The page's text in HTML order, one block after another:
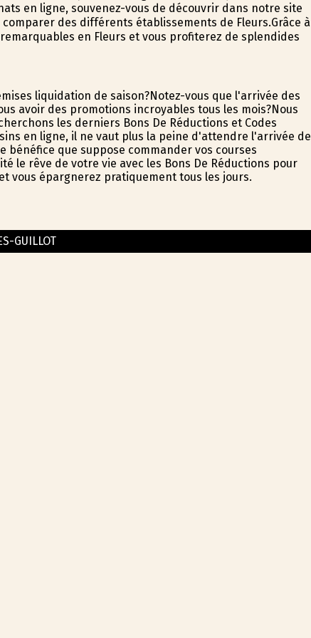
en ligne, souvenez-vous de découvrir dans notre site
des différents établissements de Fleurs.Grâce à
en Fleurs et vous profiterez de splendides
liquidation de saison?Notez-vous que l'arrivée des
avoir des promotions incroyables tous les mois?Nous
les derniers Bons De Réductions et Codes
en ligne, il ne vaut plus la peine d'attendre l'arrivée de
bénéfice que suppose commander vos courses
le rêve de votre vie avec les Bons De Réductions pour
vous épargnerez pratiquement tous les jours.
GUILLOT